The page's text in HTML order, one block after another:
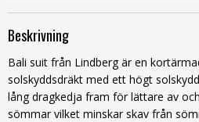
Beskrivning
Bali suit från Lindberg är en
solskyddsdräkt med ett högt
lång dragkedja fram för lättare av
sömmar vilket minskar skav från